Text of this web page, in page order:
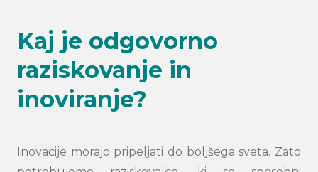
Kaj je odgovorno
raziskovanje in
inoviranje?
Inovacije morajo pripeljati do boljšega sveta. Zato